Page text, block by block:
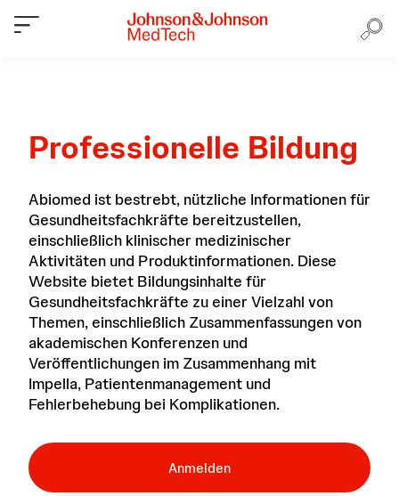
Professionelle Bildung
Abiomed ist bestrebt, nützliche Informationen für
Gesundheitsfachkräfte bereitzustellen,
einschließlich klinischer medizinischer
Aktivitäten und Produktinformationen. Diese
Website bietet Bildungsinhalte für
Gesundheitsfachkräfte zu einer Vielzahl von
Themen, einschließlich Zusammenfassungen von
akademischen Konferenzen und
Veröffentlichungen im Zusammenhang mit
Impella, Patientenmanagement und
Fehlerbehebung bei Komplikationen.